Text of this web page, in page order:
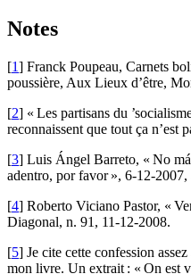
Notes
[1] Franck Poupeau, Carnets
poussière, Aux Lieux d’être,
[2] « Les partisans du
reconnaissent que tout ça n’est
[3] Luis Ángel Barreto, « No
adentro, por favor », 6-12-
[4] Roberto Viciano Pastor, «
Diagonal, n. 91, 11-12-2008.
[5] Je cite cette confession
mon livre. Un extrait : « On est